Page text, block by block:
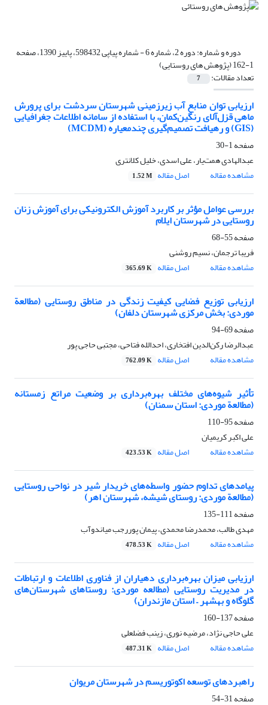
دوره و شماره: دوره 2، شماره 6 - شماره پیاپی 598432، پاییز 1390، صفحه
1-162 (پژوهش های روستایی)
تعداد مقالات: 7
ارزیابی توان منابع آب زیرزمینی شهرستان سردشت برای پرورش
ماهی قزل‌آلای رنگین‌کمان، با استفاده از سامانه‌ اطلاعات جغرافیایی
(GIS) و رهیافت تصمیم‌گیری چندمعیاره (MCDM)
صفحه1-30
عبدالهادی همت‌یار، علی اسدی، خلیل کلانتری
مشاهده مقاله
اصل مقاله 1.52 M
بررسی عوامل مؤثر بر کاربرد آموزش الکترونیکی برای آموزش زنان
روستایی در شهرستان ایلام
صفحه55-68
فریبا ترجمان، نسیم روشنی
مشاهده مقاله
اصل مقاله 365.69 K
ارزیابی توزیع فضایی کیفیت زندگی در مناطق روستایی (مطالعة
موردی: بخش مرکزی شهرستان دلفان)
صفحه69-94
عبدالرضا رکن‌الدین افتخاری، احدالله فتاحی، مجتبی حاجی پور
مشاهده مقاله
اصل مقاله 762.09 K
تأثیر شیوه‌های مختلف بهره‌برداری بر وضعیت مراتع زمستانه
(مطالعة موردی: استان سمنان)
صفحه95-110
علی اکبر کریمیان
مشاهده مقاله
اصل مقاله 423.53 K
پیامدهای تداوم حضور واسطه‌های خریدار شیر در نواحی روستایی
(مطالعة موردی: روستای شیشه، شهرستان اهر)
صفحه111-135
مهدی طالب، محمدرضا محمدی، پیمان پوررجب میاندوآب
مشاهده مقاله
اصل مقاله 478.53 K
ارزیابی میزان بهره‌برداری دهیاران از فناوری اطلاعات و ارتباطات
در مدیریت روستایی (مطالعه موردی: روستاهای شهرستان‌های
گلوگاه و بهشهر – استان مازندران)
صفحه137-160
علی حاجی نژاد، مرضیه نوری، زینب فضلعلی
مشاهده مقاله
اصل مقاله 487.31 K
راهبردهای توسعه اکوتوریسم در شهرستان مریوان
صفحه31-54